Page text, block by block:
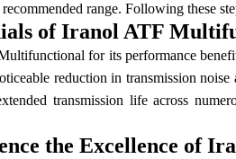
range. Following these
of Iranol ATF
for its performance
reduction in transmission
transmission life across
the Excellence of